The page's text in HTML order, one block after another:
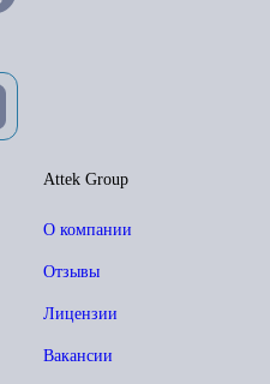
Attek Group
О компании
Отзывы
Лицензии
Вакансии